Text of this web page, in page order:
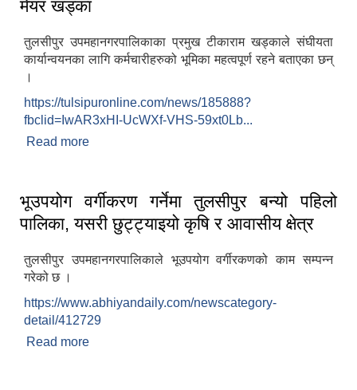
मेयर खड्का
तुलसीपुर उपमहानगरपालिकाका प्रमुख टीकाराम खड्काले संघीयता
कार्यान्वयनका लागि कर्मचारीहरुको भूमिका महत्वपूर्ण रहने बताएका छन्
।
https://tulsipuronline.com/news/185888?
fbclid=IwAR3xHI-UcWXf-VHS-59xt0Lb...
Read more
भूउपयोग वर्गीकरण गर्नेमा तुलसीपुर बन्यो पहिलो
पालिका, यसरी छुट्ट्याइयो कृषि र आवासीय क्षेत्र
तुलसीपुर उपमहानगरपालिकाले भूउपयोग वर्गीरकणको काम सम्पन्न
गरेको छ ।
https://www.abhiyandaily.com/newscategory-
detail/412729
Read more